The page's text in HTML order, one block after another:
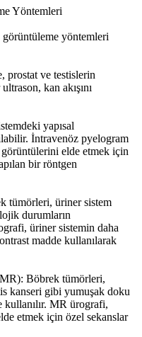
Yöntemleri
görüntüleme yöntemleri
prostat ve testislerin
kan akışını
yapısal
İntravenöz pyelogram
elde etmek için
bir röntgen
tümörleri, üriner sistem
durumların
üriner sistemin daha
madde kullanılarak
Böbrek tümörleri,
kanseri gibi yumuşak doku
MR ürografi,
etmek için özel sekanslar